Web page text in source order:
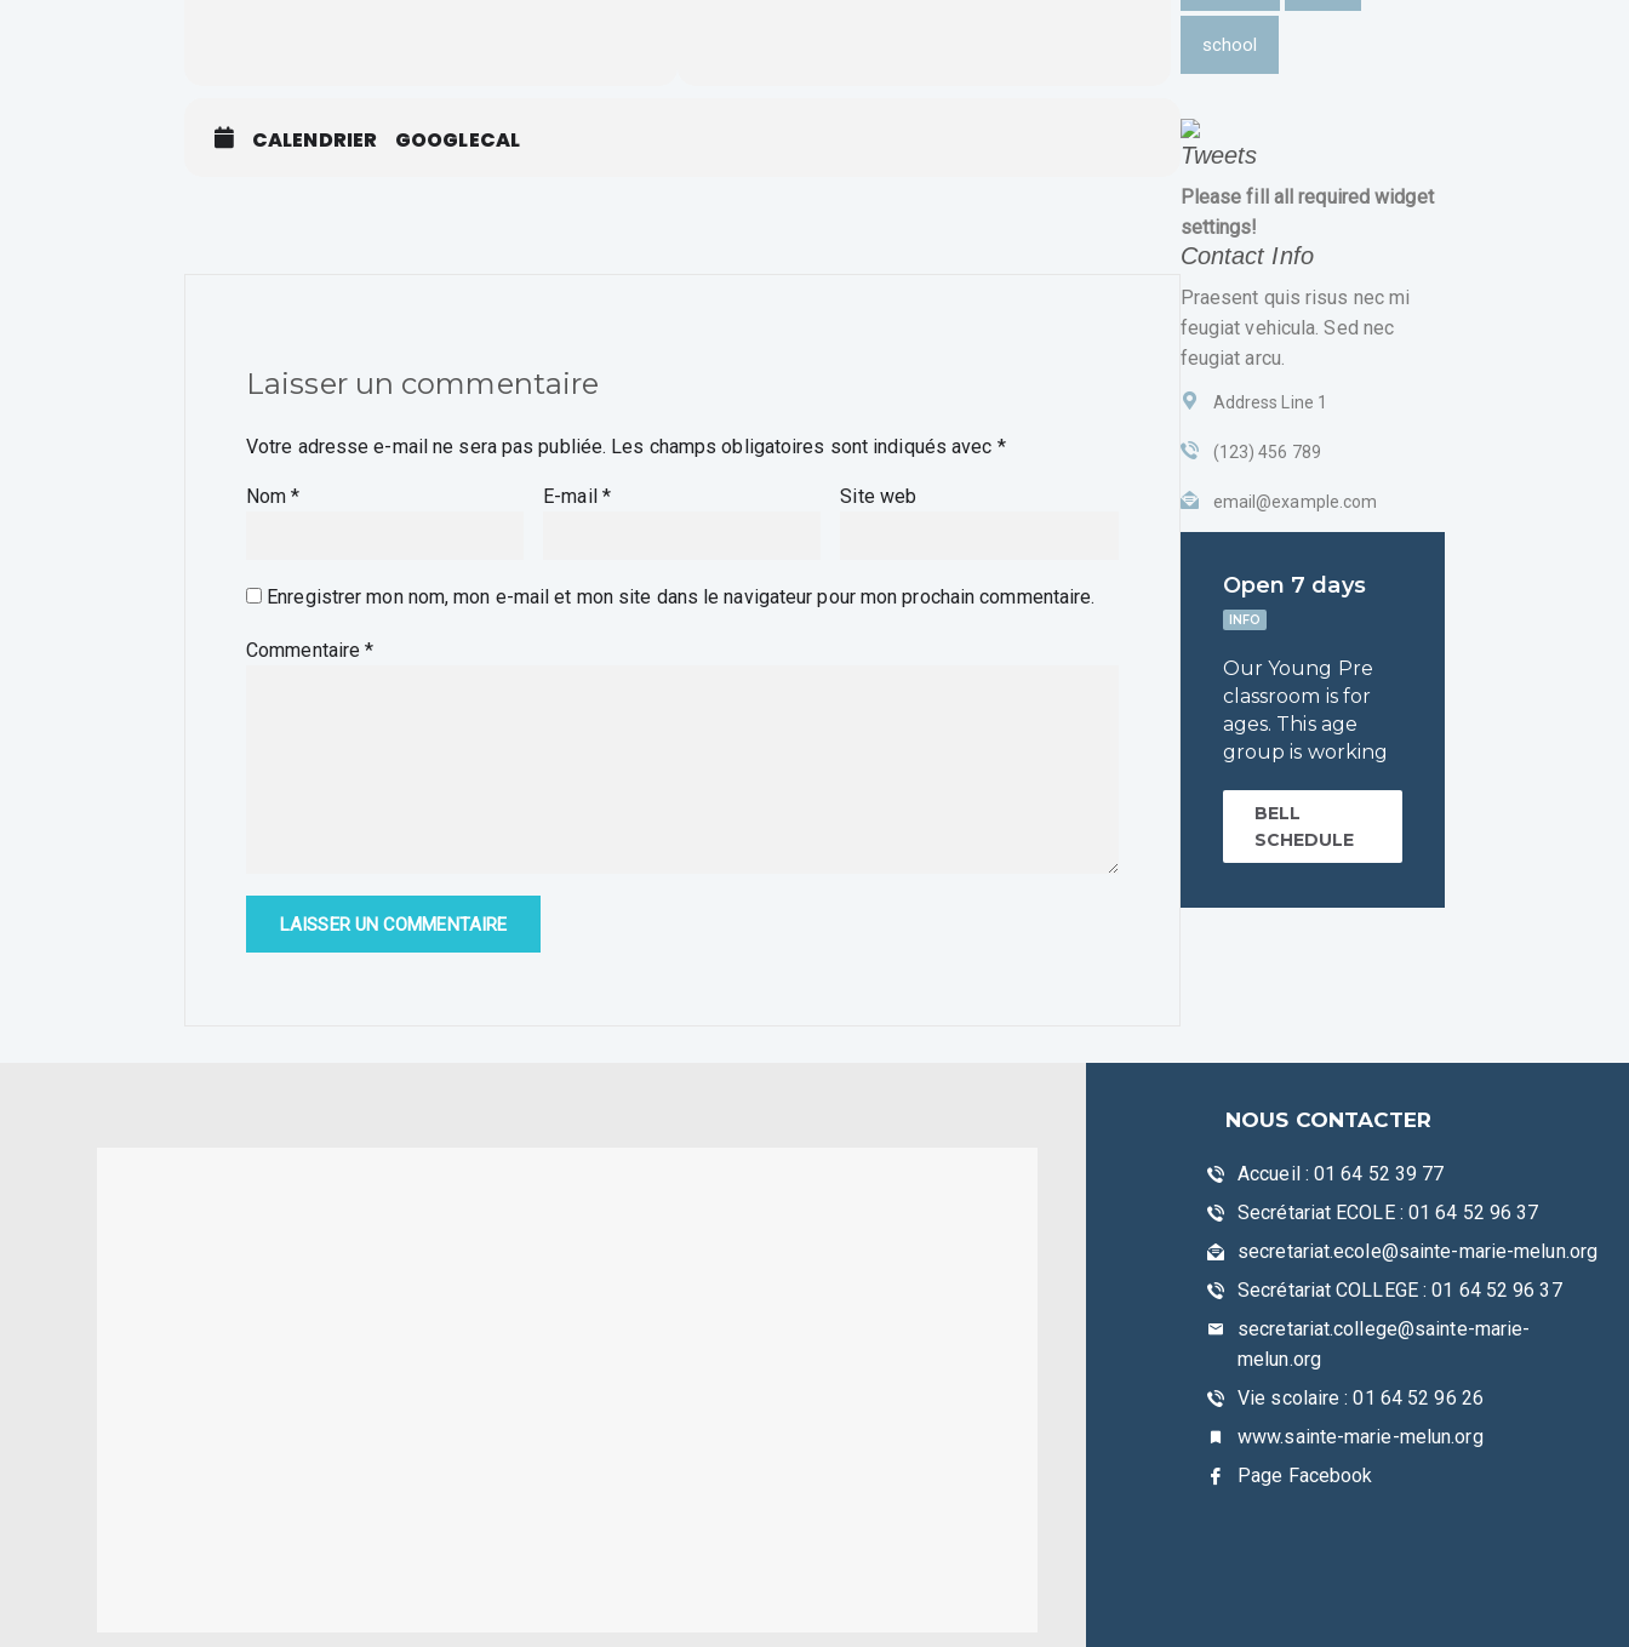
CALENDRIER GOOGLECAL
Laisser un commentaire
Votre adresse e-mail ne sera pas publiée. Les champs obligatoires sont indiqués avec *
Nom* E-mail * Site web
Enregistrer mon nom, mon e-mail et mon site dans le navigateur pour mon prochain commentaire.
Commentaire*
school
Tweets
Please fill all required widget
settings!
Contact Info
Praesent quis risus nec mi
feugiat vehicula. Sed nec
feugiat arcu.
Address Line 1
(123) 456 789
email@example.com
Open 7 days
INFO
Our Young Pre
classroom is for
ages. This age
group is working
BELL
SCHEDULE
NOUS CONTACTER
Accueil : 01 64 52 39 77
Secrétariat ECOLE : 01 64 52 96 37
secretariat.ecole@sainte-marie-melun.org
Secrétariat COLLEGE : 01 64 52 96 37
secretariat.college@sainte-marie-
melun.org
Vie scolaire : 01 64 52 96 26
www.sainte-marie-melun.org
Page Facebook